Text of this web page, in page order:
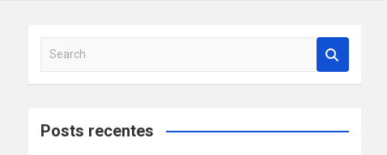
a
c
Posts recentes